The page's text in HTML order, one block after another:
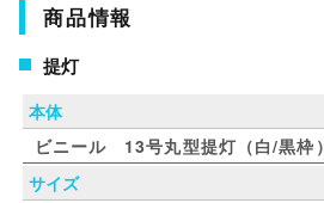
商品情報
提灯
本体
ビニール 13号丸型提灯（白/黒枠）
サイズ